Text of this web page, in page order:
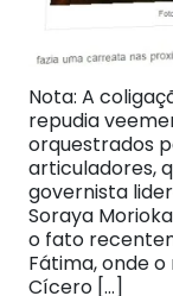
Nota: A
repudia
orquestrados
articuladores,
governista
Soraya
o fato
Fátima, onde
Cícero […]